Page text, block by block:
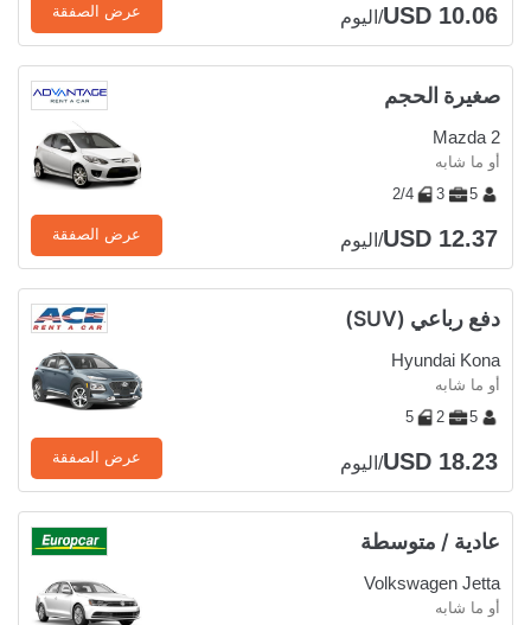
USD 10.06/اليوم عرض الصفقة
صغيرة الحجم
Mazda 2
أو ما شابه
5
3
2/4
USD 12.37/اليوم عرض الصفقة
دفع رباعي (SUV)
Hyundai Kona
أو ما شابه
5
2
5
USD 18.23/اليوم عرض الصفقة
عادية / متوسطة
Volkswagen Jetta
أو ما شابه